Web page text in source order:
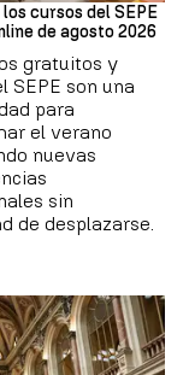
los cursos del SEPE
de agosto 2026
gratuitos y
SEPE son una
para
el verano
nuevas
sin
de desplazarse.